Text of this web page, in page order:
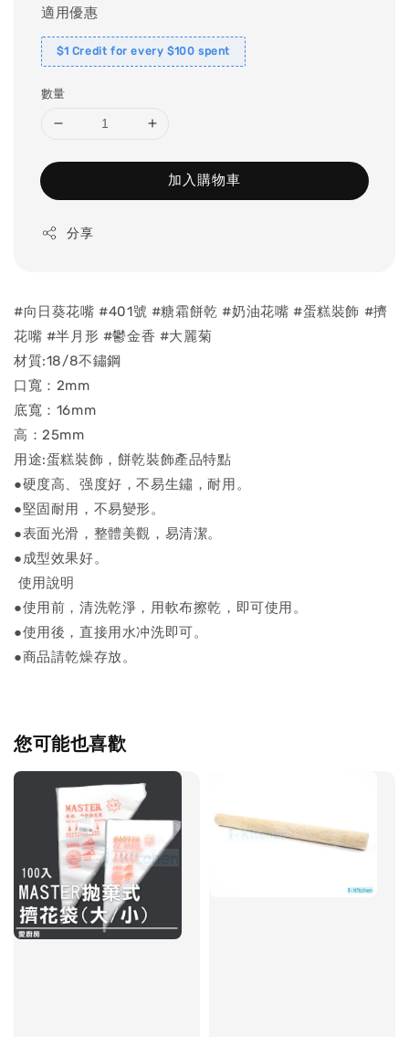
適用優惠
$1 Credit for every $100 spent
數量
加入購物車
分享
#向日葵花嘴 #401號 #糖霜餅乾 #奶油花嘴 #蛋糕裝飾 #擠
花嘴 #半月形 #鬱金香 #大麗菊
材質:18/8不鏽鋼
口寬：2mm
底寬：16mm
高：25mm
用途:蛋糕裝飾，餅乾裝飾產品特點
●硬度高、强度好，不易生鏽，耐用。
●堅固耐用，不易變形。
●表面光滑，整體美觀，易清潔。
●成型效果好。
使用說明
●使用前，清洗乾淨，用軟布擦乾，即可使用。
●使用後，直接用水冲洗即可。
●商品請乾燥存放。
您可能也喜歡